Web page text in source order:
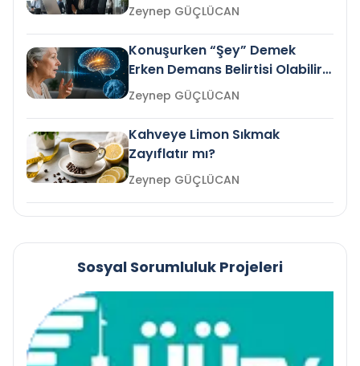
Gelir mi?Zeynep GÜÇLÜCAN
Konuşurken “Şey” Demek
Erken Demans Belirtisi Olabilir
mi?
Zeynep GÜÇLÜCAN
Kahveye Limon Sıkmak
Zayıflatır mı?
Zeynep GÜÇLÜCAN
Sosyal Sorumluluk Projeleri